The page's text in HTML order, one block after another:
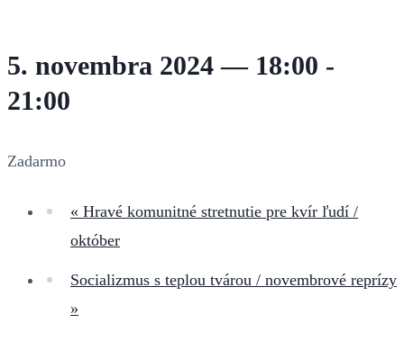
5. novembra 2024 — 18:00 -
21:00
Zadarmo
« Hravé komunitné stretnutie pre kvír ľudí /
október
Socializmus s teplou tvárou / novembrové reprízy
»